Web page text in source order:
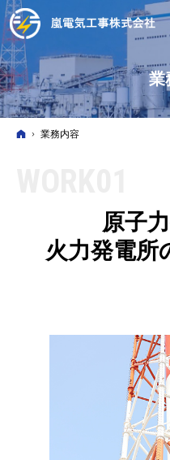
業
ホーム
業務内容
原子
火力発電所